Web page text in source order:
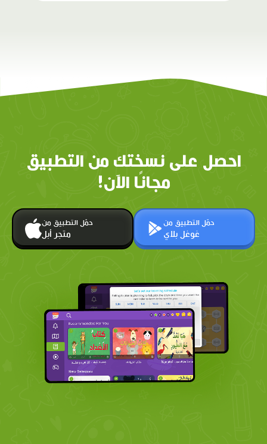
احصل على نسختك من التطبيق
مجانًا الآن!
حمّل التطبيق من
متجر أبل
حمّل التطبيق من
غوغل بلاي